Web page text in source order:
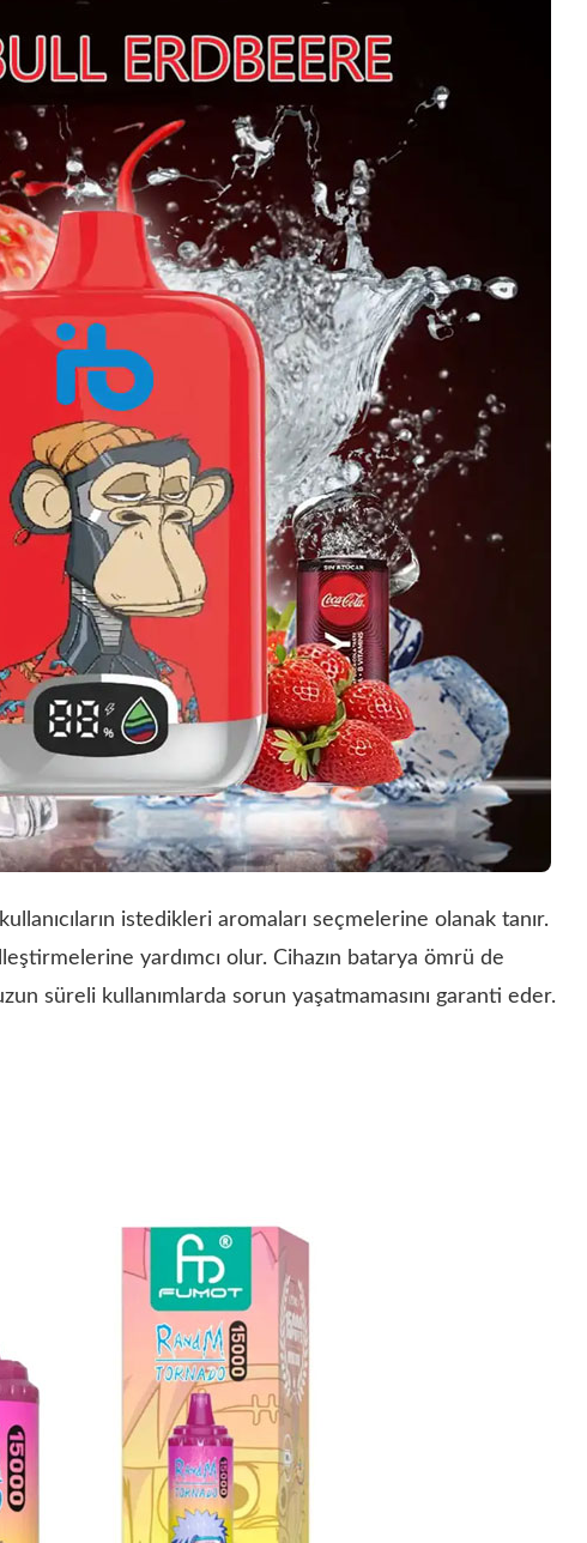
istedikleri aromaları seçmelerine olanak tanır.
yardımcı olur. Cihazın batarya ömrü de
süreli kullanımlarda sorun yaşatmamasını garanti eder.